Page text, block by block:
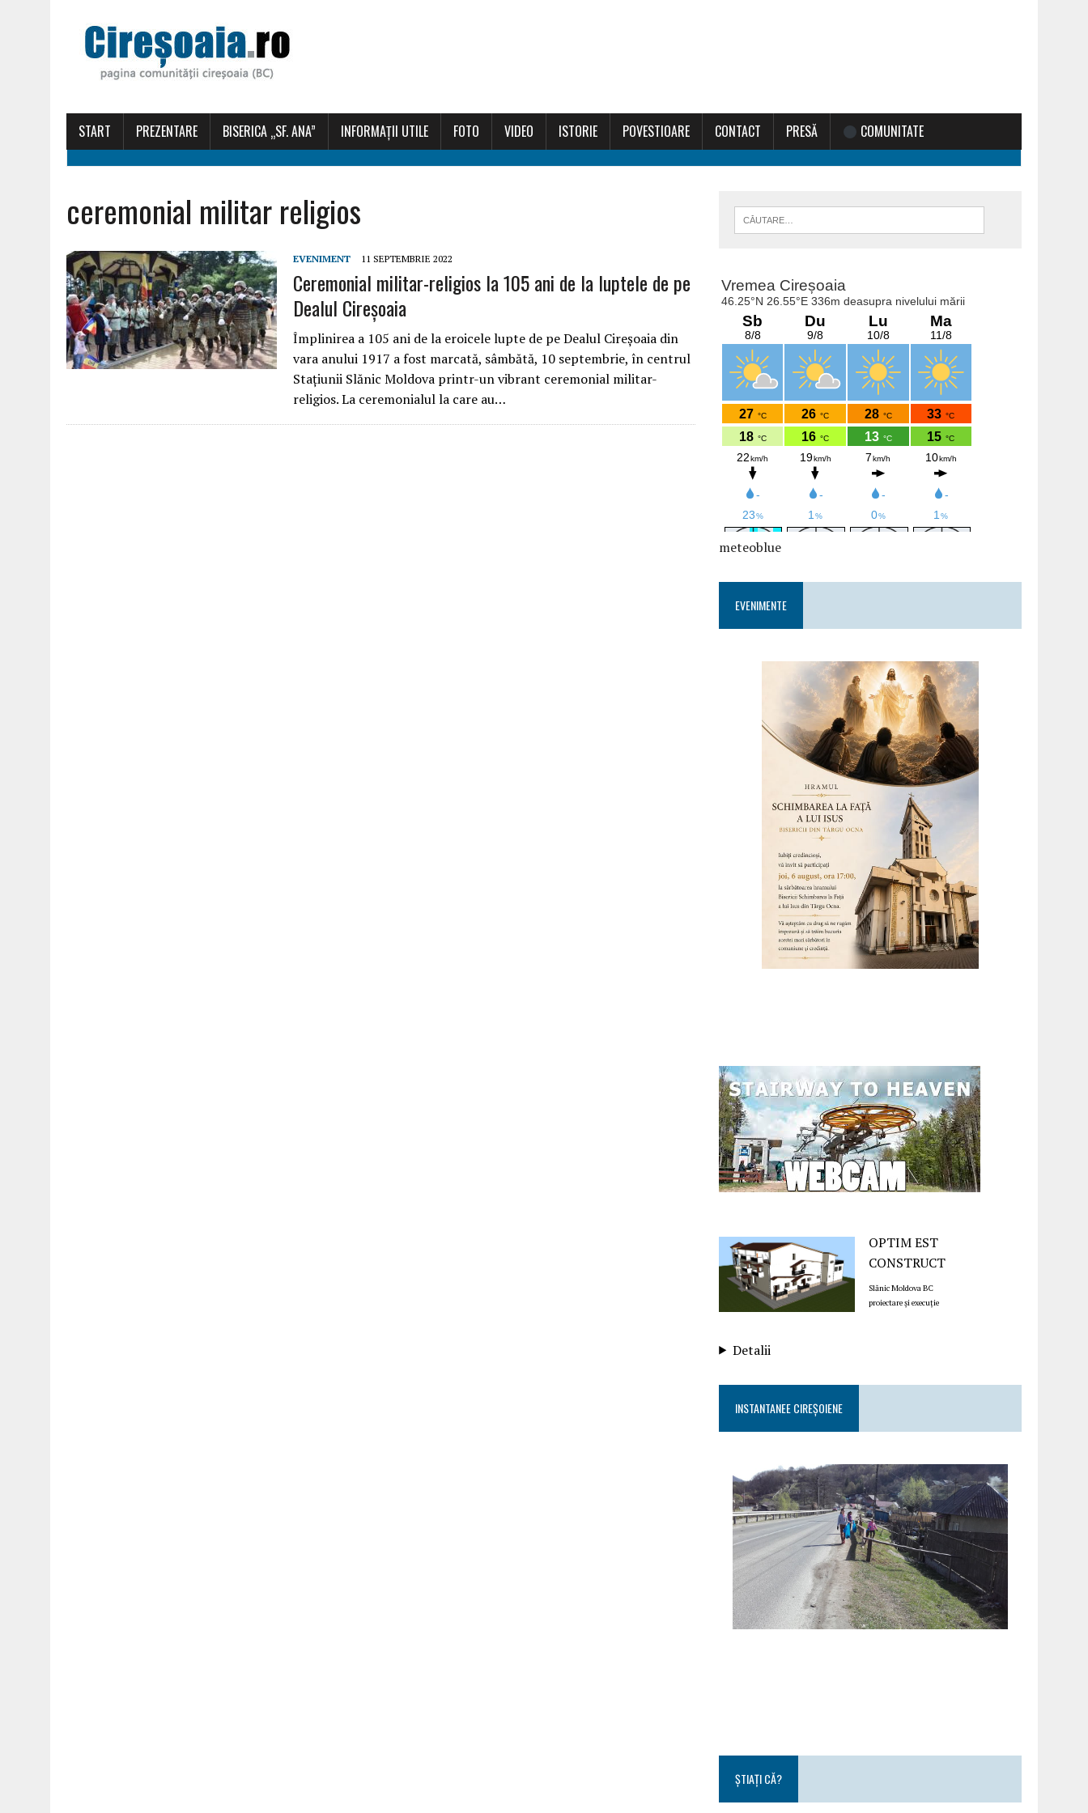
START PREZENTARE BISERICA „SF. ANA” INFORMAȚII UTILE FOTO VIDEO ISTORIE POVESTIOARE CONTACT PRESĂ COMUNITATE
ceremonial militar religios
EVENIMENT 11 SEPTEMBRIE 2022
Ceremonial militar-religios la 105 ani de la luptele de pe
Dealul Cireșoaia
Împlinirea a 105 ani de la eroicele lupte de pe Dealul Cireșoaia din
vara anului 1917 a fost marcată, sâmbătă, 10 septembrie, în centrul
Stațiunii Slănic Moldova printr-un vibrant ceremonial militar-
religios. La ceremonialul la care au…
meteoblue
EVENIMENTE
OPTIM EST
CONSTRUCT
Slănic Moldova BC
proiectare și execuție
Detalii
INSTANTANEE CIREȘOIENE
ȘTIAȚI CĂ?